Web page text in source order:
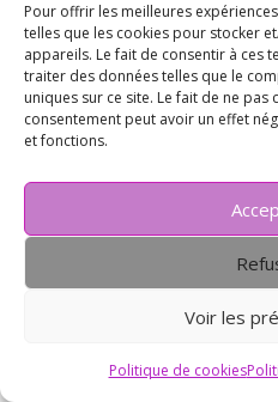
Pour offrir les meilleures
telles que les cookies pour stocker
appareils. Le fait de consentir à ces
traiter des données telles que le
uniques sur ce site. Le fait de ne
consentement peut avoir un effet
et fonctions.
Voir les
Politique de cookies